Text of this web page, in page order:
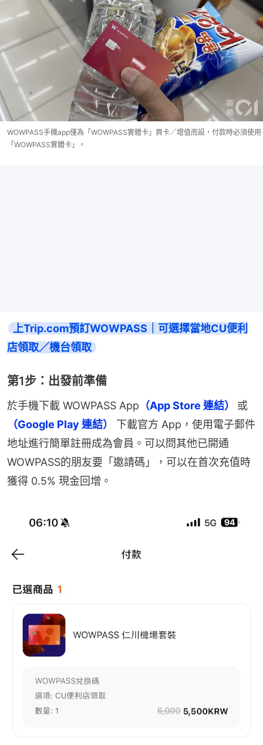
WOWPASS手機app僅為「WOWPASS實體卡」買卡／增值而設，付款時必須使用
「WOWPASS實體卡」。
上Trip.com預訂WOWPASS｜可選擇當地CU便利
店領取／機台領取
第1步：出發前準備
於手機下載 WOWPASS App （App Store 連結）
（Google Play 連結）
下載官方 App，使用電子郵件
地址進行簡單註冊成為會員。可以問其他已開通
WOWPASS的朋友要「邀請碼」，可以在首次充值時
獲得 0.5% 現金回增。